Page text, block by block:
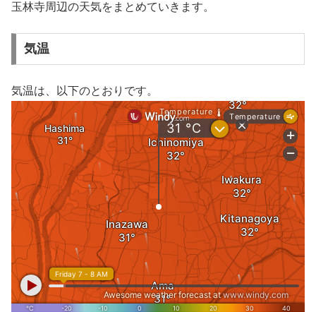
玉林寺周辺の天気をまとめていきます。
気温
気温は、以下のとおりです。